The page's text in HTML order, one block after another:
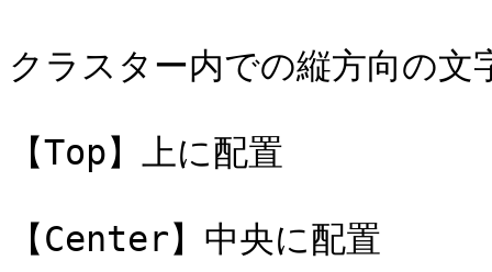
クラスター内での縦方向の文
【Top】上に配置
【Center】中央に配置